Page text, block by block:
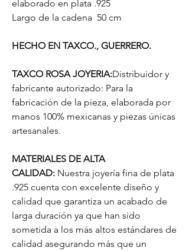
elaborado en plata .925
Largo de la cadena 50 cm
HECHO EN TAXCO., GUERRERO.
TAXCO ROSA JOYERIA:Distribuidor y
fabricante autorizado: Para la
fabricación de la pieza, elaborada por
manos 100% mexicanas y piezas únicas
artesanales.
MATERIALES DE ALTA
CALIDAD: Nuestra joyería fina de plata
.925 cuenta con excelente diseño y
calidad que garantiza un acabado de
larga duración ya que han sido
sometida a los más altos estándares de
calidad asegurando más que un